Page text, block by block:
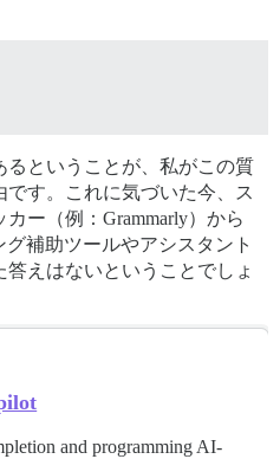
ということが、私がこの質
す。これに気づいた今、ス
ー（例：Grammarly）から
補助ツールやアシスタント
えはないということでしょ
and programming AI-